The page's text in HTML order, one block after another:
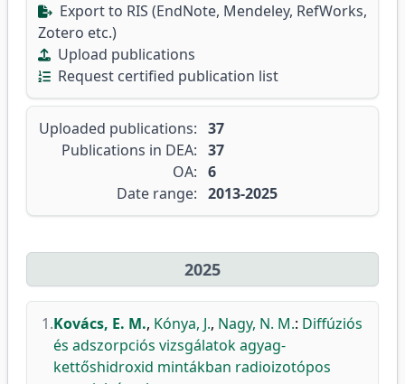
Export to RIS (EndNote, Mendeley, RefWorks,
Zotero etc.)
Upload publications
Request certified publication list
Uploaded publications: 37
Publications in DEA: 37
OA: 6
Date range: 2013-2025
2025
1.Kovács, E. M., Kónya, J., Nagy, N. M.: Diffúziós
és adszorpciós vizsgálatok agyag-
kettőshidroxid mintákban radioizotópos